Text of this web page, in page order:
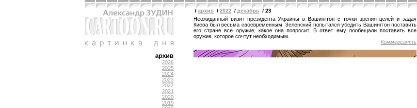
архив
2026
2025
2024
2023
2022
2021
2020
2019
/ архив / 2022 / декабрь / 23
Неожиданный визит президента Украины в Вашингтон с точки зрения целей и задач
Киева был весьма своевременным. Зеленский попытался убедить Вашингтон поставить
его стране все оружие, какое она попросит. В ответ ему пообещали поставить все
оружие, которое сочтут необходимым.
Коммерсантъ